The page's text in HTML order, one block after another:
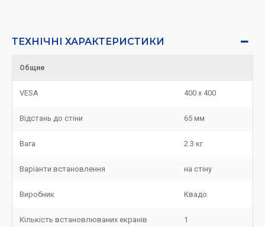
ТЕХНІЧНІ ХАРАКТЕРИСТИКИ
Общие
VESA 400 x 400
Відстань до стіни 65 мм
Вага 2.3 кг
Варіанти встановлення на стіну
Виробник Квадо
Кількість встановлюваних екранів 1